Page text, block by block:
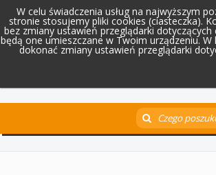
W celu świadczenia usług na najwyższym
stronie stosujemy pliki cookies (ciasteczka).
bez zmiany ustawień przeglądarki dotyczących
będą one umieszczane w Twoim urządzeniu.
dokonać zmiany ustawień przeglądarki